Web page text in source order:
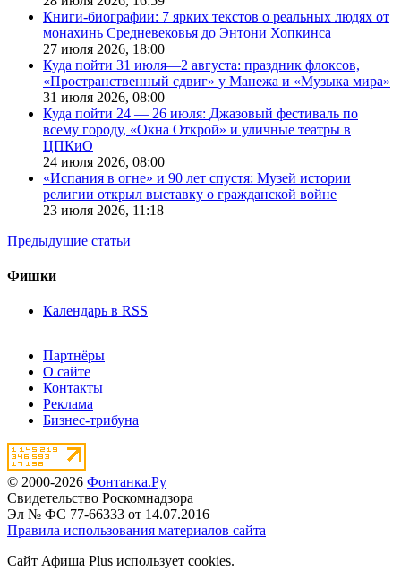
Книги-биографии: 7 ярких текстов о реальных людях от
монахинь Средневековья до Энтони Хопкинса
27 июля 2026, 18:00
Куда пойти 31 июля—2 августа: праздник флоксов,
«Пространственный сдвиг» у Манежа и «Музыка мира»
31 июля 2026, 08:00
Куда пойти 24 — 26 июля: Джазовый фестиваль по
всему городу, «Окна Открой» и уличные театры в
ЦПКиО
24 июля 2026, 08:00
«Испания в огне» и 90 лет спустя: Музей истории
религии открыл выставку о гражданской войне
23 июля 2026, 11:18
Предыдущие статьи
Фишки
Календарь в RSS
Партнёры
О сайте
Контакты
Реклама
Бизнес-трибуна
© 2000-2026 Фонтанка.Ру
Свидетельство Роскомнадзора
Эл № ФС 77-66333 от 14.07.2016
Правила использования материалов сайта
Сайт Афиша Plus использует cookies.